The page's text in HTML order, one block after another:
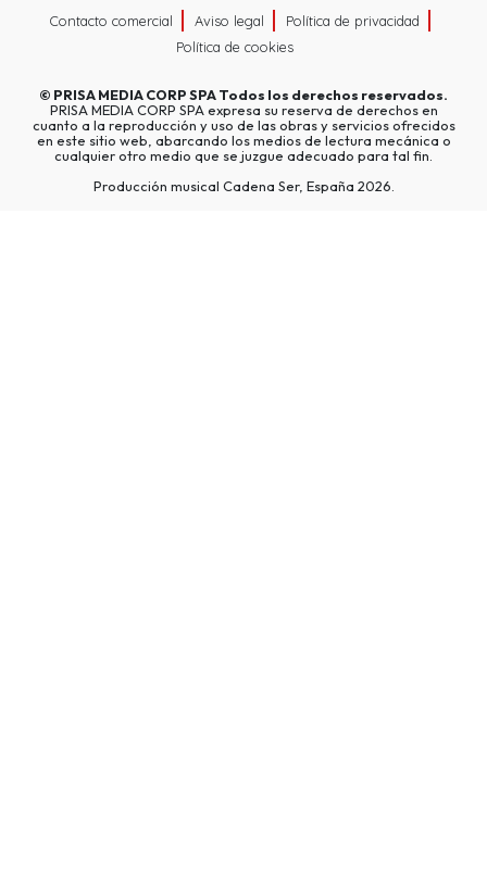
Contacto comercial Aviso legal
Política de privacidad
Política de cookies
© PRISA MEDIA CORP SPATodos los derechos reservados.
PRISA MEDIA CORP SPA expresa su reserva de derechos en
cuanto a la reproducción y uso de las obras y servicios ofrecidos
en este sitio web, abarcando los medios de lectura mecánica o
cualquier otro medio que se juzgue adecuado para tal fin.
Producción musical Cadena Ser, España 2026.